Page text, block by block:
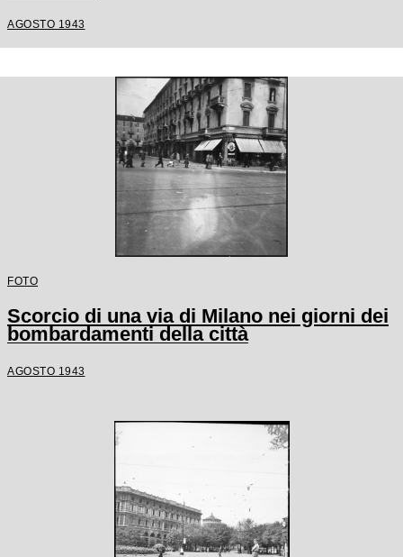
AGOSTO 1943
FOTO
Scorcio di una via di Milano nei giorni dei
bombardamenti della città
AGOSTO 1943